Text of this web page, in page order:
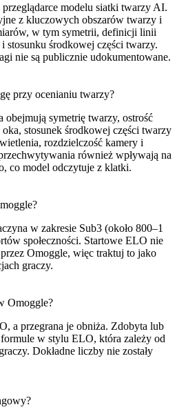
modelu siatki twarzy AI.
z kluczowych obszarów twarzy i
w tym symetrii, definicji linii
stosunku środkowej części twarzy.
nie są publicznie udokumentowane.
przy ocenianiu twarzy?
obejmują symetrię twarzy, ostrość
stosunek środkowej części twarzy
rozdzielczość kamery i
również wpływają na
co model odczytuje z klatki.
w zakresie Sub3 (około 800–1
społeczności. Startowe ELO nie
Omoggle, więc traktuj to jako
graczy.
Omoggle?
a przegrana je obniża. Zdobyta lub
w stylu ELO, która zależy od
Dokładne liczby nie zostały